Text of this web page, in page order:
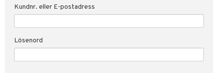
Hem & Inredning
Leksaker, Barn & Baby
Varumärken
Kundnr. eller E-postadress
Lösenord
svar